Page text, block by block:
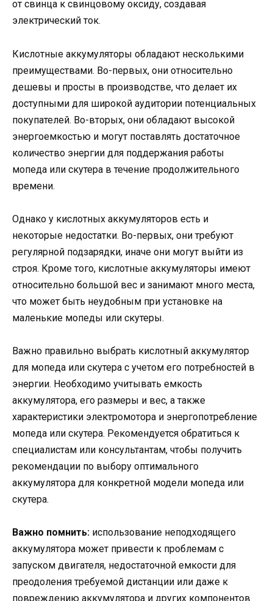
от свинца к свинцовому оксиду, создавая
электрический ток.
Кислотные аккумуляторы обладают несколькими
преимуществами. Во-первых, они относительно
дешевы и просты в производстве, что делает их
доступными для широкой аудитории потенциальных
покупателей. Во-вторых, они обладают высокой
энергоемкостью и могут поставлять достаточное
количество энергии для поддержания работы
мопеда или скутера в течение продолжительного
времени.
Однако у кислотных аккумуляторов есть и
некоторые недостатки. Во-первых, они требуют
регулярной подзарядки, иначе они могут выйти из
строя. Кроме того, кислотные аккумуляторы имеют
относительно большой вес и занимают много места,
что может быть неудобным при установке на
маленькие мопеды или скутеры.
Важно правильно выбрать кислотный аккумулятор
для мопеда или скутера с учетом его потребностей в
энергии. Необходимо учитывать емкость
аккумулятора, его размеры и вес, а также
характеристики электромотора и энергопотребление
мопеда или скутера. Рекомендуется обратиться к
специалистам или консультантам, чтобы получить
рекомендации по выбору оптимального
аккумулятора для конкретной модели мопеда или
скутера.
Важно помнить: использование неподходящего
аккумулятора может привести к проблемам с
запуском двигателя, недостаточной емкости для
преодоления требуемой дистанции или даже к
повреждению аккумулятора и других компонентов